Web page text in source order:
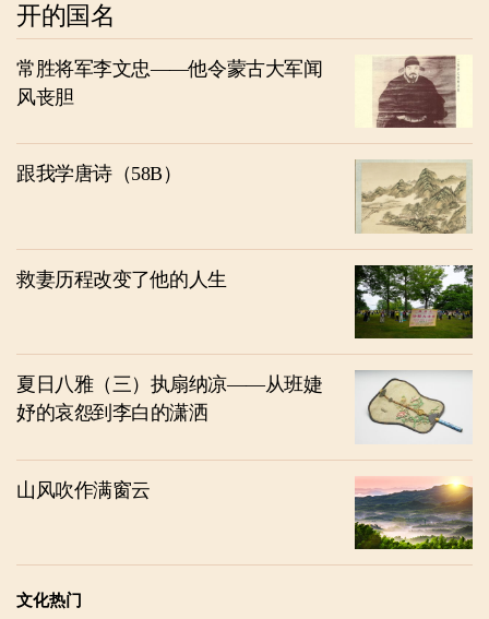
开的国名
常胜将军李文忠——他令蒙古大军闻
风丧胆
跟我学唐诗（58B）
救妻历程改变了他的人生
夏日八雅（三）执扇纳凉——从班婕
妤的哀怨到李白的潇洒
山风吹作满窗云
文化热门